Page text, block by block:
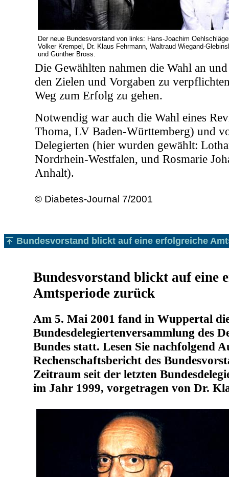
Der neue Bundesvorstand von links: Hans-Joachim
Volker Krempel, Dr. Klaus Fehrmann, Waltraud Wiegand-
und Günther Bross.
Die Gewählten nahmen die Wahl an
den Zielen und Vorgaben zu
Weg zum Erfolg zu gehen.
Notwendig war auch die Wahl eines
Thoma, LV Baden-Württemberg) und
Delegierten (hier wurden gewählt:
Nordrhein-Westfalen, und Rosmarie
Anhalt).
© Diabetes-Journal 7/2001
Bundesvorstand blickt auf eine erfolgreiche
Bundesvorstand blickt auf eine
Amtsperiode zurück
Am 5. Mai 2001 fand in Wuppertal
Bundesdelegiertenversammlung des
Bundes statt. Lesen Sie nachfolgend
Rechenschaftsbericht des
Zeitraum seit der letzten
im Jahr 1999, vorgetragen von Dr.